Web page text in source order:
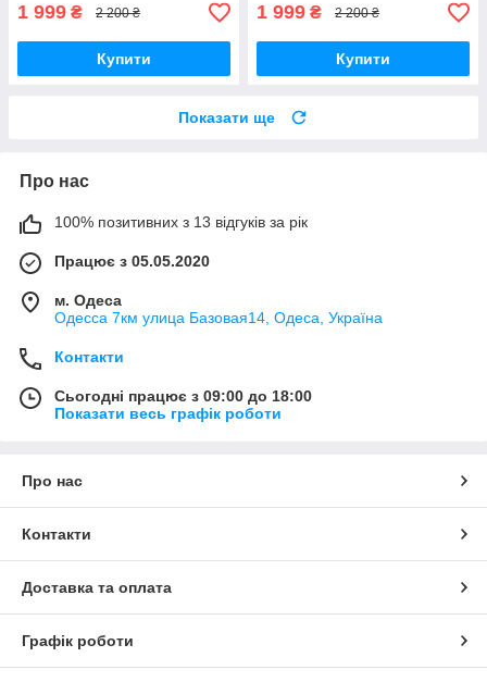
1 999 ₴ 2 200 ₴
Купити
1 999 ₴ 2 200 ₴
Купити
Показати ще
Про нас
100% позитивних з 13 відгуків за рік
Працює з 05.05.2020
м. Одеса
Одесса 7км улица Базовая14, Одеса, Україна
Контакти
Сьогодні працює з 09:00 до 18:00
Показати весь графік роботи
Про нас
Контакти
Доставка та оплата
Графік роботи